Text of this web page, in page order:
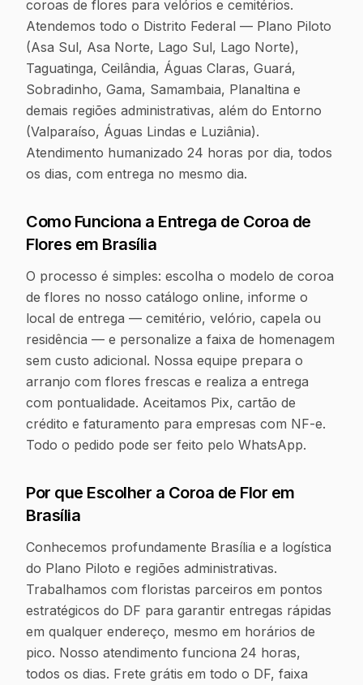
coroas de flores para velórios e cemitérios.
Atendemos todo o Distrito Federal — Plano Piloto
(Asa Sul, Asa Norte, Lago Sul, Lago Norte),
Taguatinga, Ceilândia, Águas Claras, Guará,
Sobradinho, Gama, Samambaia, Planaltina e
demais regiões administrativas, além do Entorno
(Valparaíso, Águas Lindas e Luziânia).
Atendimento humanizado 24 horas por dia, todos
os dias, com entrega no mesmo dia.
Como Funciona a Entrega de Coroa de
Flores em Brasília
O processo é simples: escolha o modelo de coroa
de flores no nosso catálogo online, informe o
local de entrega — cemitério, velório, capela ou
residência — e personalize a faixa de homenagem
sem custo adicional. Nossa equipe prepara o
arranjo com flores frescas e realiza a entrega
com pontualidade. Aceitamos Pix, cartão de
crédito e faturamento para empresas com NF-e.
Todo o pedido pode ser feito pelo WhatsApp.
Por que Escolher a Coroa de Flor em
Brasília
Conhecemos profundamente Brasília e a logística
do Plano Piloto e regiões administrativas.
Trabalhamos com floristas parceiros em pontos
estratégicos do DF para garantir entregas rápidas
em qualquer endereço, mesmo em horários de
pico. Nosso atendimento funciona 24 horas,
todos os dias. Frete grátis em todo o DF, faixa